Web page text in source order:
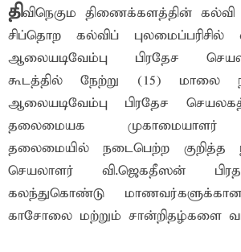
திவிநெகும திணைக்களத்தின் கல்வி
சிப்தொற கல்விப் புலமைப்பரிசில்
ஆலையடிவேம்பு பிரதேச
கூடத்தில் நேற்று (15) மாலை
ஆலையடிவேம்பு பிரதேச
தலைமையக முகாமையாளர்
தலைமையில் நடைபெற்ற குறித்த
செயலாளர் வி.ஜெகதீஸன்
கலந்துகொண்டு மாணவர்களுக்கான
காசோலை மற்றும் சான்றிதழ்களை